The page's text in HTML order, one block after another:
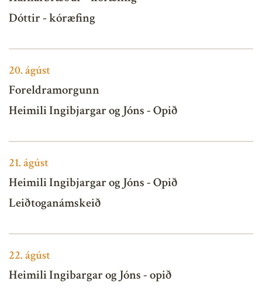
Dóttir - kóræfing
20.ágúst
Foreldramorgunn
Heimili Ingibjargar og Jóns - Opið
21.ágúst
Heimili Ingibjargar og Jóns - Opið
Leiðtoganámskeið
22.ágúst
Heimili Ingibargar og Jóns - opið